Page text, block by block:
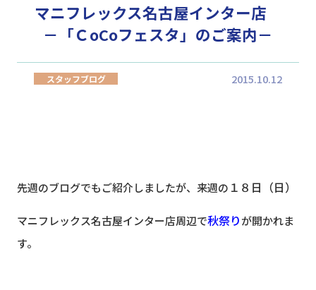
マニフレックス名古屋インター店
－「ＣoCoフェスタ」のご案内－
スタッフブログ 2015.10.12
先週のブログでもご紹介しましたが、来週の １８日（日）
マニフレックス名古屋インター店周辺で秋祭りが開かれま
す。